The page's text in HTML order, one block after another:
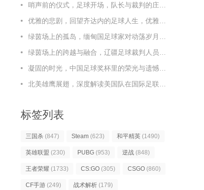
哨声前的仪式，足球开场，队长与裁判的庄重时刻
优雅的悲剧，回望齐达内的足球人生，优雅的悲剧，回望齐达内的足球人生
绿茵场上的孤岛，缅甸国足球家对动荡岁月的静默坚守
绿茵场上的跨越与融合，辽疆足球裁判人员的协作之路，辽疆足球裁判，跨越与融合的协作之路
凝固的时光，中国足球奖杯里的荣光与遗憾，凝固时光，中国足球奖杯里的荣光与遗憾
北美雄鹰展翅，深度解读美国队在国际足联足球排名榜上的新篇章
标签列表
三国杀 (847) Steam (623) 和平精英 (1490)
英雄联盟 (230) PUBG (953) 逆战 (848)
王者荣耀 (1733) CS:GO (305) CSGO (860)
CF手游 (249) 战术解析 (179)